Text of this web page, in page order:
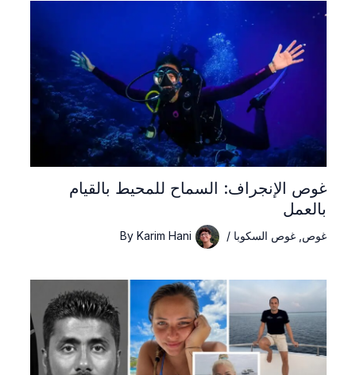
غوص الإنجراف: السماح للمحيط بالقيام
بالعمل
غوص,غوص السكوبا/
ByKarim Hani